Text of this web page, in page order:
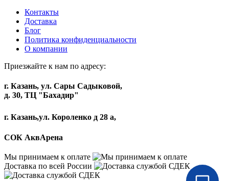
Контакты
Доставка
Блог
Политика конфиденциальности
О компании
Приезжайте к нам по адресу:
г. Казань, ул. Сары Садыковой,
д. 30, ТЦ "Бахадир"
г. Казань,ул. Короленко д 28 а,
СОК АквАрена
Мы принимаем к оплате
Доставка по всей России